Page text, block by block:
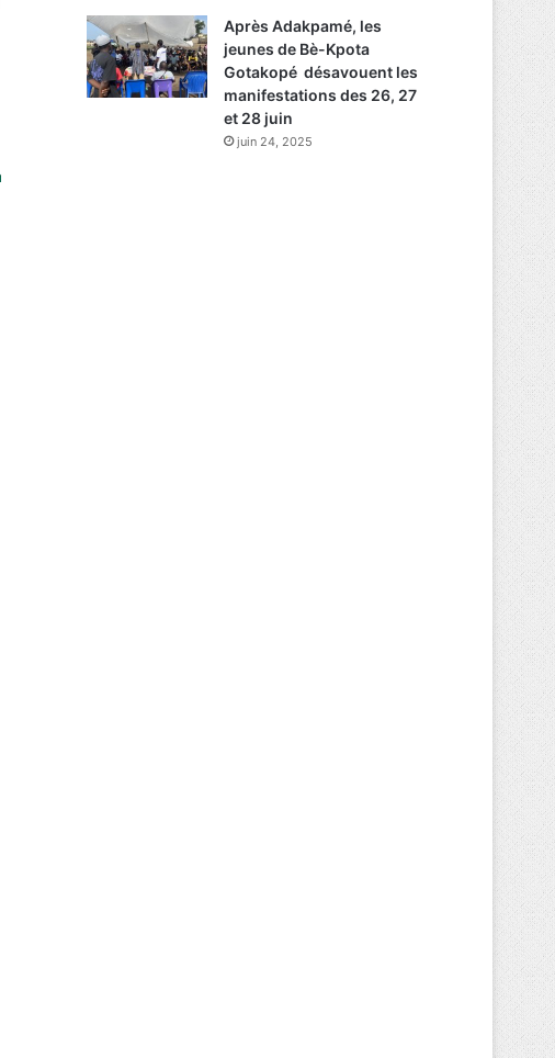
Après Adakpamé, les
jeunes de Bè-Kpota
Gotakopé désavouent les
manifestations des 26, 27
et 28 juin
juin 24, 2025